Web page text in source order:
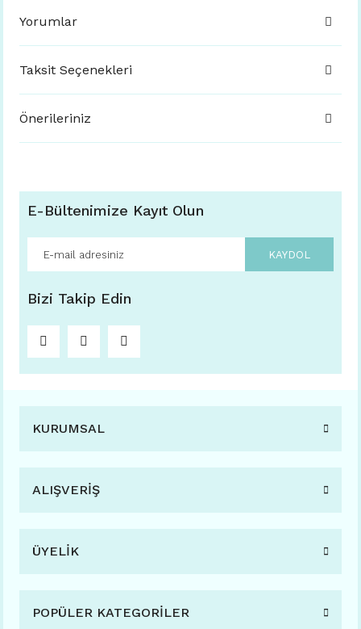
Yorumlar
Taksit Seçenekleri
Önerileriniz
E-Bültenimize Kayıt Olun
KAYDOL
Bizi Takip Edin
KURUMSAL
ALIŞVERİŞ
ÜYELİK
POPÜLER KATEGORİLER